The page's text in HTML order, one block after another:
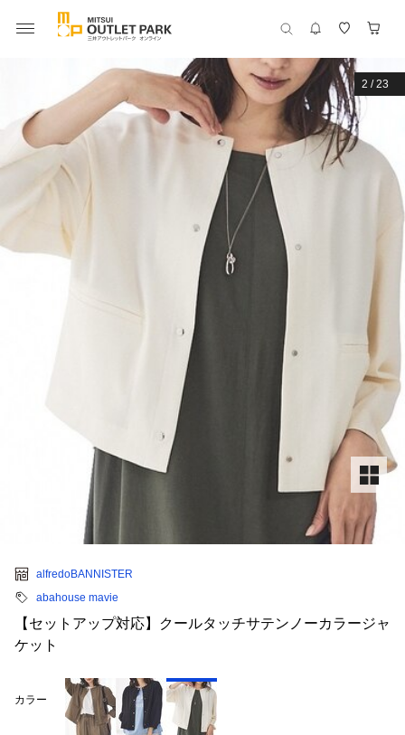
2 /23
alfredoBANNISTER
abahouse mavie
【セットアップ対応】クールタッチサテンノーカラージャ
ケット
カラー